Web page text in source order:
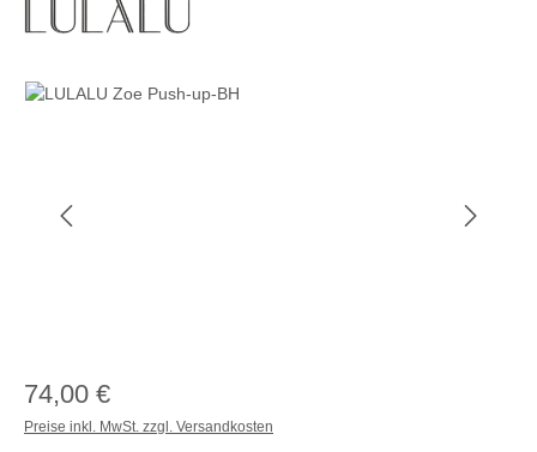
Bildergalerie überspringen
74,00 €
Preise inkl. MwSt. zzgl. Versandkosten